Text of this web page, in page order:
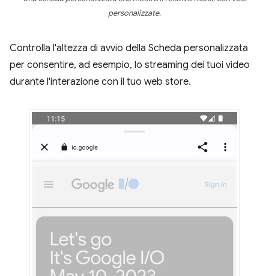
personalizzate.
Controlla l'altezza di avvio della Scheda personalizzata
per consentire, ad esempio, lo streaming dei tuoi video
durante l'interazione con il tuo web store.